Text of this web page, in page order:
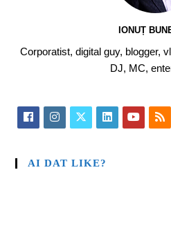
IONUȚ
Corporatist, digital guy, blogger,
DJ, MC,
AI DAT LIKE?